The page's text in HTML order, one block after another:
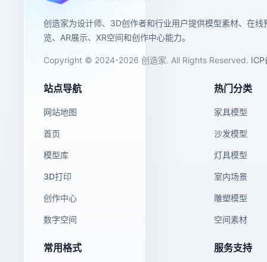
创造家为设计师、3D创作者和行业用户提供模型素材、在线
览、AR展示、XR空间和创作中心能力。
Copyright © 2024-2026 创造家. All Rights Reserved. ICP
站点导航
网站地图
首页
模型库
3D打印
创作中心
数字空间
热门分类
家具模型
沙发模型
灯具模型
室内场景
雕塑模型
空间素材
常用格式 服务支持